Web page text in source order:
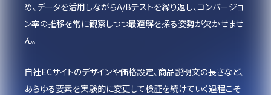
め、データを活用しながらA/Bテストを繰り返し、コンバージョ
ン率の推移を常に観察しつつ最適解を探る姿勢が欠かせませ
ん。
自社ECサイトのデザインや価格設定、商品説明文の長さなど、
あらゆる要素を実験的に変更して検証を続けていく過程こそ